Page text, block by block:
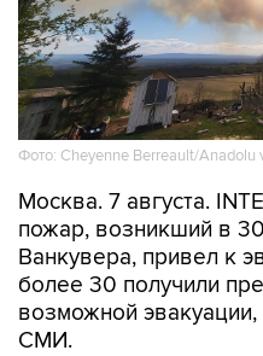
Фото: Cheyenne Berreault/Anadolu
Москва. 7 августа.
пожар, возникший в
Ванкувера, привел к
более 30 получили
возможной
СМИ.